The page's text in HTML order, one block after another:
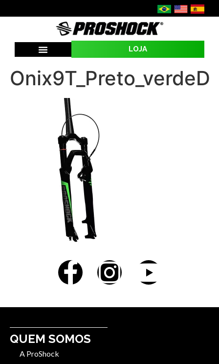
LOJA
Onix9T_Preto_verdeD
QUEM SOMOS
A ProShock